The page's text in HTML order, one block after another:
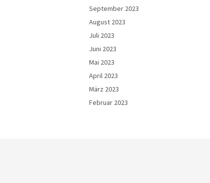
September 2023
August 2023
Juli 2023
Juni 2023
Mai 2023
April 2023
März 2023
Februar 2023